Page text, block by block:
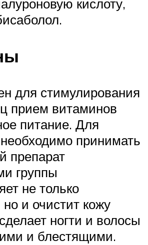
кислоту,
для стимулирования
прием витаминов
питание. Для
принимать
препарат
группы
не только
и очистит кожу
ногти и волосы
и блестящими.